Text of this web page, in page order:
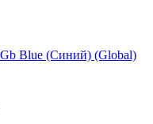
Blue (Синий) (Global)